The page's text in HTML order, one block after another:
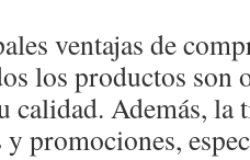
ventajas de
los productos
calidad. Además, la
y promociones,